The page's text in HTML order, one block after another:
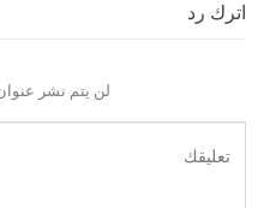
اترك رد
لن يتم نشر